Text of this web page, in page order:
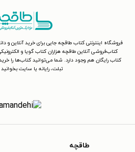
فروشگاه اینترنتی کتاب طاقچه جایی برای خرید آنلاین و
کتاب‌فروشی آنلاین طاقچه هزاران کتاب گویا و
کتاب رایگان هم وجود دارد. شما می‌توانید کتاب‌ها را
تبلت، رایانه یا سایت
طاقچه